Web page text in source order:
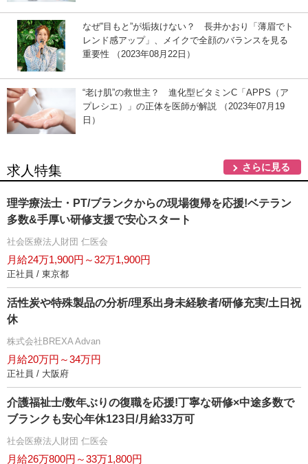
なぜ”目もと”が垢抜けない？ 長井かおり「薄眉でト
レンド感アップ」、メイクで全顔のバランスを見る
重要性 （2023年08月22日）
“老け肌”の救世主？ 進化型ビタミンC「APPS（ア
プレシエ）」の正体を医師が解説 （2023年07月19
日）
求人特集 さらに見る
理学療法士・PT/ブランクからの現場復帰を応援!ベテラン
多数&手厚い研修支援で安心スタート
社会医療法人財団 仁医会
月給24万1,900円～32万1,900円
正社員 / 東京都
活性炭や特殊製品の分析/理系出身未経験者/研修充実/土日祝
休
株式会社BREXA Advan
月給20万円～34万円
正社員 / 大阪府
介護福祉士/数年ぶりの復職を応援!丁寧な研修×中途多数で
ブランクも安心年休123日/月給33万可
社会医療法人財団 仁医会
月給26万800円～33万1,800円